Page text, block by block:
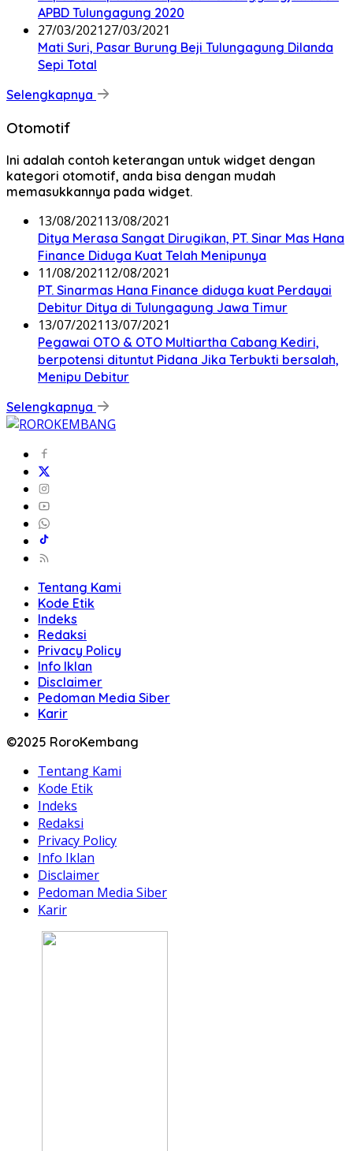
APBD Tulungagung 2020
27/03/202127/03/2021
Mati Suri, Pasar Burung Beji Tulungagung Dilanda
Sepi Total
Selengkapnya
Otomotif
Ini adalah contoh keterangan untuk widget dengan
kategori otomotif, anda bisa dengan mudah
memasukkannya pada widget.
13/08/2021 13/08/2021
Ditya Merasa Sangat Dirugikan, PT. Sinar Mas Hana
Finance Diduga Kuat Telah Menipunya
11/08/2021 12/08/2021
PT. Sinarmas Hana Finance diduga kuat Perdayai
Debitur Ditya di Tulungagung Jawa Timur
13/07/2021 13/07/2021
Pegawai OTO & OTO Multiartha Cabang Kediri,
berpotensi dituntut Pidana Jika Terbukti bersalah,
Menipu Debitur
Selengkapnya
Tentang Kami
Kode Etik
Indeks
Redaksi
Privacy Policy
Info Iklan
Disclaimer
Pedoman Media Siber
Karir
©2025 RoroKembang
Tentang Kami
Kode Etik
Indeks
Redaksi
Privacy Policy
Info Iklan
Disclaimer
Pedoman Media Siber
Karir